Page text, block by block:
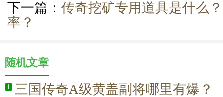
下一篇： 传奇挖矿专用道具是什么
率？
随机文章
1 三国传奇A级黄盖副将哪里有爆？